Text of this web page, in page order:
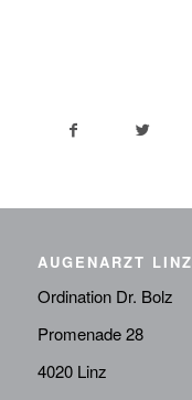
AUGENARZT LINZ
Ordination Dr. Bolz
Promenade 28
4020 Linz